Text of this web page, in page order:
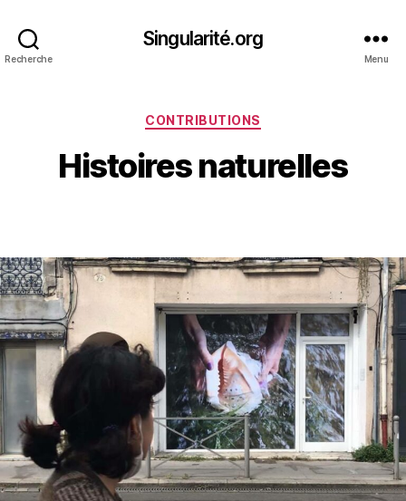
Recherche
Singularité.org
Menu
Catégories
CONTRIBUTIONS
Histoires naturelles
l’article